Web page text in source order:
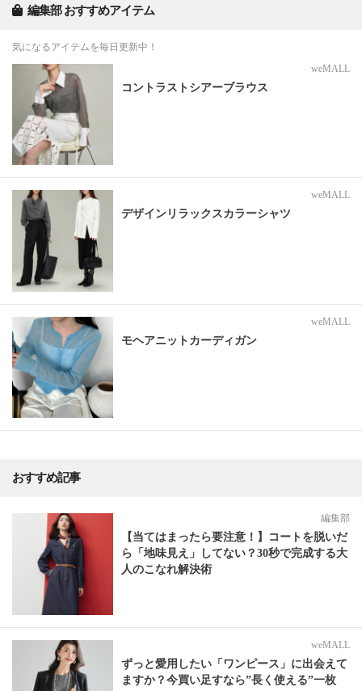
編集部 おすすめアイテム
気になるアイテムを毎日更新中！
weMALL
コントラストシアーブラウス
weMALL
デザインリラックスカラーシャツ
weMALL
モヘアニットカーディガン
おすすめ記事
編集部
【当てはまったら要注意！】コートを脱いだ
ら「地味見え」してない？30秒で完成する大
人のこなれ解決術
weMALL
ずっと愛用したい「ワンピース」に出会えて
ますか？今買い足すなら”長く使える”一枚